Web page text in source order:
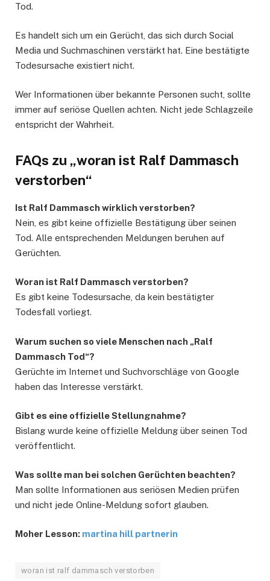
Tod.
Es handelt sich um ein Gerücht, das sich durch Social
Media und Suchmaschinen verstärkt hat. Eine bestätigte
Todesursache existiert nicht.
Wer Informationen über bekannte Personen sucht, sollte
immer auf seriöse Quellen achten. Nicht jede Schlagzeile
entspricht der Wahrheit.
FAQs zu „woran ist Ralf Dammasch
verstorben“
Ist Ralf Dammasch wirklich verstorben?
Nein, es gibt keine offizielle Bestätigung über seinen
Tod. Alle entsprechenden Meldungen beruhen auf
Gerüchten.
Woran ist Ralf Dammasch verstorben?
Es gibt keine Todesursache, da kein bestätigter
Todesfall vorliegt.
Warum suchen so viele Menschen nach „Ralf
Dammasch Tod“?
Gerüchte im Internet und Suchvorschläge von Google
haben das Interesse verstärkt.
Gibt es eine offizielle Stellungnahme?
Bislang wurde keine offizielle Meldung über seinen Tod
veröffentlicht.
Was sollte man bei solchen Gerüchten beachten?
Man sollte Informationen aus seriösen Medien prüfen
und nicht jede Online-Meldung sofort glauben.
Moher Lesson: martina hill partnerin
woran ist ralf dammasch verstorben